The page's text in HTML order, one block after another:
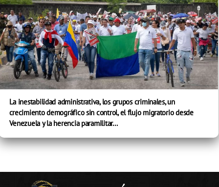
La inestabilidad administrativa, los grupos criminales, un
crecimiento demográfico sin control, el flujo migratorio desde
Venezuela y la herencia paramilitar...